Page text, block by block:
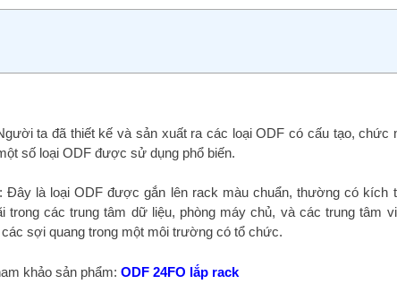
ta đã thiết kế và sản xuất ra các loại ODF có cấu tạo, chức
số loại ODF được sử dụng phổ biến.
Đây là loại ODF được gắn lên rack màu chuẩn, thường có kích
các trung tâm dữ liệu, phòng máy chủ, và các trung tâm
sợi quang trong một môi trường có tổ chức.
khảo sản phẩm:ODF 24FO lắp rack